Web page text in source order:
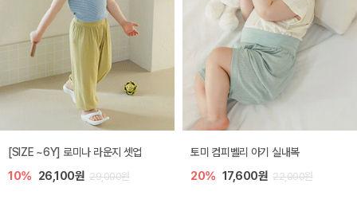
[SIZE ~6Y] 로미나 라운지 셋업
10% 26,100원 29,000원
토미 컴피벨리 아기 실내복
20% 17,600원 22,000원